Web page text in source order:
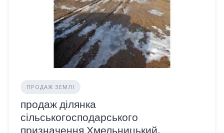
ПРОДАЖ ЗЕМЛІ
продаж ділянка
сільськогосподарського
призначення Хмельницький,